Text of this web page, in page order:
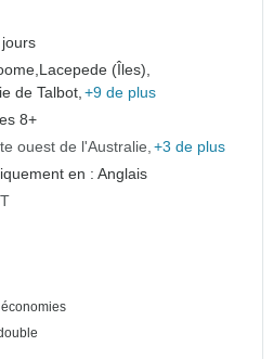
Lacepede (Îles),
de Talbot, +9 de plus
8+
ouest de l'Australie +3 de plus
en : Anglais